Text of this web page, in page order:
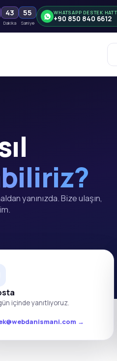
43
Dakika
55
Saniye
WHATSAPP DESTEK
+90 850 840 6612
yanınızda. Bize ulaşın,
içinde yanıtlıyoruz.
→